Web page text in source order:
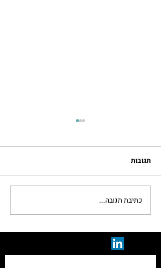
במסגרת יום כיף
לחברותסדנאת ג'אגלינג
למבוגרים
תגובות
כתיבת תגובה...